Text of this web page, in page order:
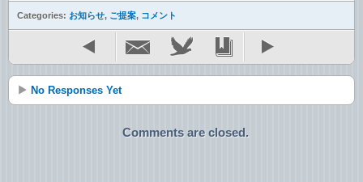
Categories: お知らせ, ご提案, コメント
No Responses Yet
Comments are closed.